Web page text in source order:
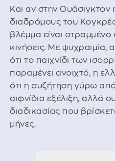
Και αν στην Ουάσιγκτον
διαδρόμους του
βλέμμα είναι στραμμένο
κινήσεις. Με ψυχραιμία,
ότι το παιχνίδι των
παραμένει ανοιχτό, η
ότι η συζήτηση γύρω
αιφνίδια εξέλιξη, αλλά
διαδικασίας που
μήνες.